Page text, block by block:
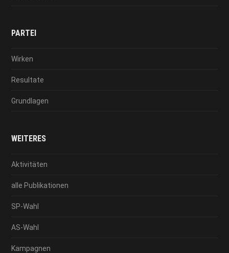
PARTEI
Wirken
Resultate
Grundlagen
WEITERES
Aktivitäten
alle Publikationen
SP-Wahl
AS-Wahl
Kampagnen